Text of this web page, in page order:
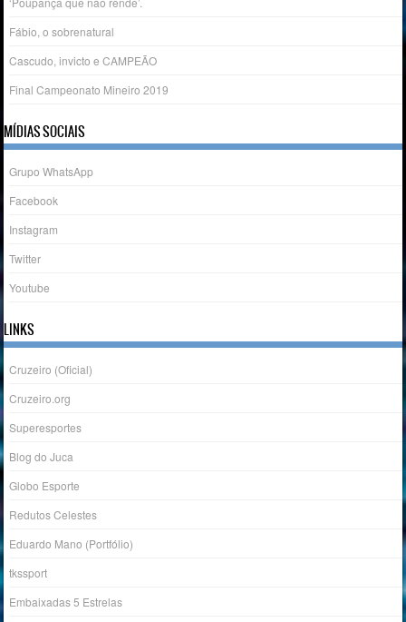
Fábio, o sobrenatural
Cascudo, invicto e CAMPEÃO
Final Campeonato Mineiro 2019
MÍDIAS SOCIAIS
Grupo WhatsApp
Facebook
Instagram
Twitter
Youtube
LINKS
Cruzeiro (Oficial)
Cruzeiro.org
Superesportes
Blog do Juca
Globo Esporte
Redutos Celestes
Eduardo Mano (Portfólio)
tkssport
Embaixadas 5 Estrelas